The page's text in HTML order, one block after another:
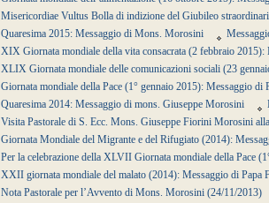
Misericordiae Vultus Bolla di indizione del Giubileo
Quaresima 2015: Messaggio di Mons. Morosini
XIX Giornata mondiale della vita consacrata (2 febbraio 2015):
XLIX Giornata mondiale delle comunicazioni sociali (23
Giornata mondiale della Pace (1° gennaio 2015): Messaggio di
Quaresima 2014: Messaggio di mons. Giuseppe Morosini
Visita Pastorale di S. Ecc. Mons. Giuseppe Fiorini Morosini
Giornata Mondiale del Migrante e del Rifugiato (2014):
Per la celebrazione della XLVII Giornata mondiale della Pace
XXII giornata mondiale del malato (2014): Messaggio di Papa
Nota Pastorale per l’Avvento di Mons. Morosini (24/11/2013)